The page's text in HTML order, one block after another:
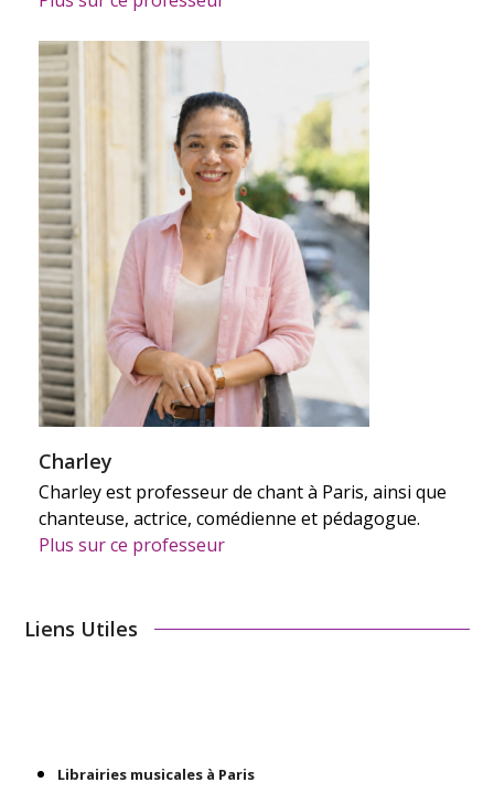
Charley
Charley est professeur de chant à Paris, ainsi que
chanteuse, actrice, comédienne et pédagogue.
Plus sur ce professeur
Liens Utiles
Librairies musicales à Paris